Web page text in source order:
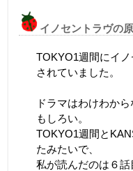
イノセントラヴの
TOKYO1週間にイ
されていました。
ドラマはわけわか
もしろい。
TOKYO1週間と
たみたいで、
私が読んだのは６